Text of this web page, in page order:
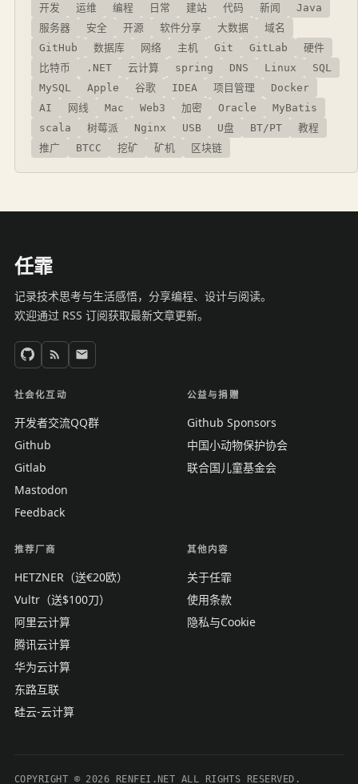
开发 运维 编程 日常 建站 代码 新闻
Java
服务器
安全 开源 软件分享 大数据
域名
GitHub
数据库 网络 主机 Git GitLab
硬件
比特币
.NET 云计算 spring DNS Linux
SQL
MySQL
Apple 谷歌 IDEA 项目管理
Docker
AI
网线 Mac Web3 加密 Oracle
MyBatis
scala
树莓派 Nginx USB U盘 BT/PT
教程
推广
BTCC 挖矿 矿机 区块链
任霏
记录技术思考与生活感悟，分享编程、设计与阅读。
欢迎通过 RSS 订阅获取最新文章更新。
社会化互动
开发者交流QQ群
Github
Gitlab
Mastodon
Feedback
公益与捐赠
Github Sponsors
中国小动物保护协会
联合国儿童基金会
推荐厂商
HETZNER（送€20欧）
Vultr（送$100刀）
阿里云计算
腾讯云计算
华为云计算
东路互联
硅云-云计算
其他内容
关于任霏
使用条款
隐私与Cookie
COPYRIGHT © 2026 RENFEI.NET ALL RIGHTS RESERVED.